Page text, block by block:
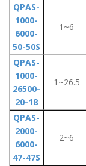
QPAS-
1000-
6000-
50-50S
1~6
QPAS-
1000-
26500-
20-18
1~26.5
QPAS-
2000-
6000-
47-47S
2~6